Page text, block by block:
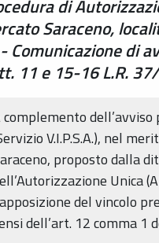
di
Saraceno,
Comunicazione di
11 e 15-16 L.R.
complemento
V.I.P.S.A.), nel
proposto dalla
Unica
del vincolo
dell’art. 12 comma 1